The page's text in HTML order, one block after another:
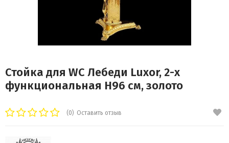
Стойка для WC Лебеди Luxor, 2-х
функциональная H96 см, золото
(0) Оставить отзыв